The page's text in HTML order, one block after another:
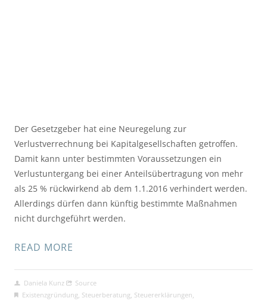
Der Gesetzgeber hat eine Neuregelung zur
Verlustverrechnung bei Kapitalgesellschaften getroffen.
Damit kann unter bestimmten Voraussetzungen ein
Verlustuntergang bei einer Anteilsübertragung von mehr
als 25 % rückwirkend ab dem 1.1.2016 verhindert werden.
Allerdings dürfen dann künftig bestimmte Maßnahmen
nicht durchgeführt werden.
READ MORE
Daniela Kunz
Source
Existenzgründung Steuerberatung Steuererklärungen